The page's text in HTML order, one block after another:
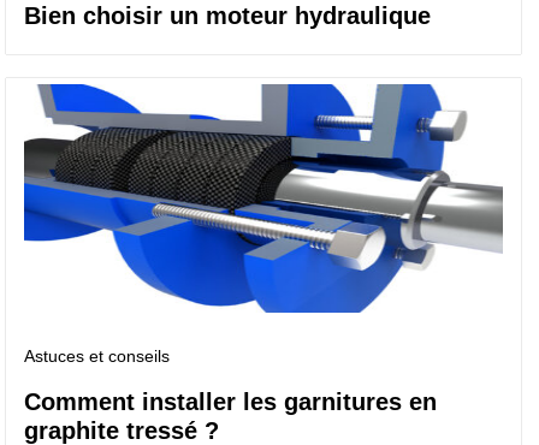
Bien choisir un moteur hydraulique
Astuces et conseils
Comment installer les garnitures en
graphite tressé ?